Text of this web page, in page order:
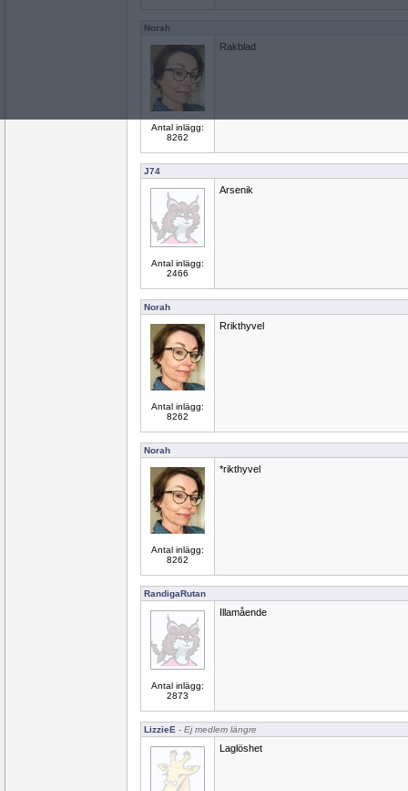
Norah
Antal inlägg:
8262
Rakblad
J74
Antal inlägg:
2466
Arsenik
Norah
Antal inlägg:
8262
Rrikthyvel
Norah
Antal inlägg:
8262
*rikthyvel
RandigaRutan
Antal inlägg:
2873
Illamående
LizzieE - Ej medlem längre
Laglöshet